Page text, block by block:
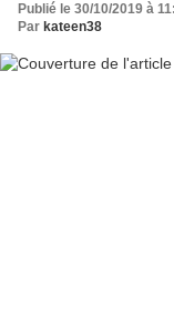
Publié le 30/10/2019 à
Par kateen38